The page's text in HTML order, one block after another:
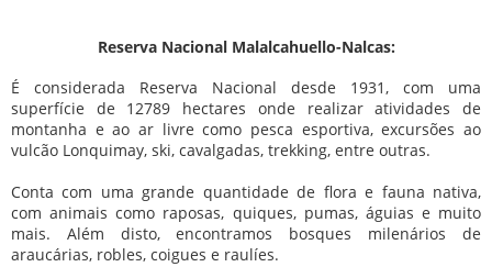
Reserva Nacional Malalcahuello-Nalcas:
É considerada Reserva Nacional desde 1931, com uma
superfície de 12789 hectares onde realizar atividades de
montanha e ao ar livre como pesca esportiva, excursões ao
vulcão Lonquimay, ski, cavalgadas, trekking, entre outras.
Conta com uma grande quantidade de flora e fauna nativa,
com animais como raposas, quiques, pumas, águias e muito
mais. Além disto, encontramos bosques milenários de
araucárias, robles, coigues e raulíes.